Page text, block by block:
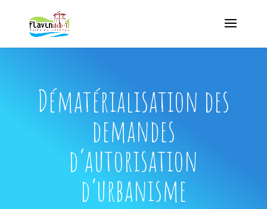
Dématérialisation des
demandes
d’autorisation
d’urbanisme